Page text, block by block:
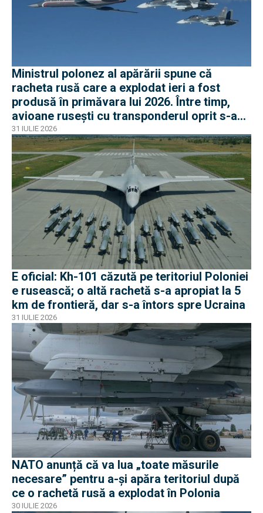
Ministrul polonez al apărării spune că
racheta rusă care a explodat ieri a fost
produsă în primăvara lui 2026. Între timp,
avioane rusești cu transponderul oprit s-au
apropiat de frontiera Poloniei
31 IULIE 2026
E oficial: Kh-101 căzută pe teritoriul Poloniei
e rusească; o altă rachetă s-a apropiat la 5
km de frontieră, dar s-a întors spre Ucraina
31 IULIE 2026
NATO anunță că va lua „toate măsurile
necesare” pentru a-și apăra teritoriul după
ce o rachetă rusă a explodat în Polonia
30 IULIE 2026